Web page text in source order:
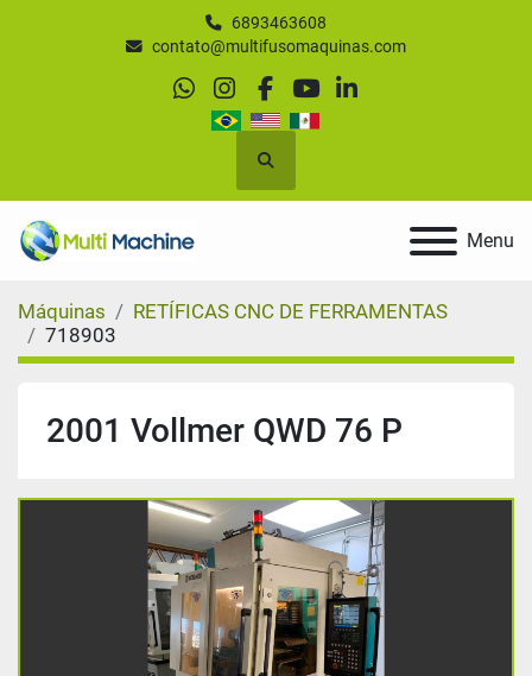
6893463608
contato@multifusomaquinas.com
whatsapp
instagram
facebook
youtubelinkedin
Pesquisar
Menu
Máquinas
RETÍFICAS CNC DE FERRAMENTAS
718903
2001 Vollmer QWD 76 P